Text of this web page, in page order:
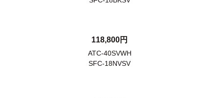
118,800円
ATC-40SVWH
SFC-18NVSV